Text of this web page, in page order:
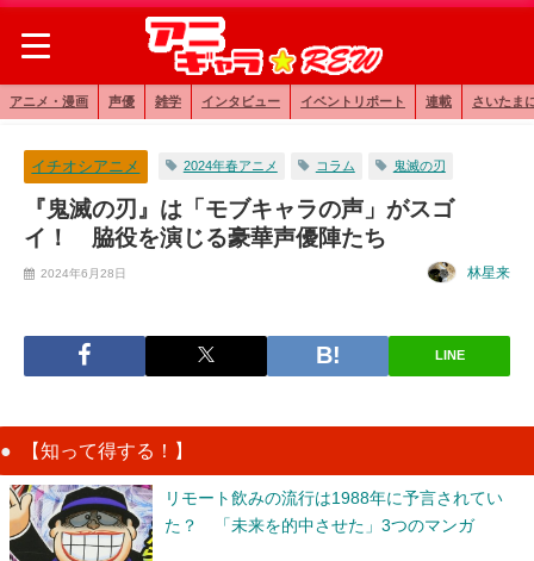
アニメ・漫画 声優 雑学 インタビュー イベントリポート 連載 さいたま
イチオシアニメ 2024年春アニメ コラム 鬼滅の刃
『鬼滅の刃』は「モブキャラの声」がスゴ
イ！ 脇役を演じる豪華声優陣たち
2024年6月28日 林星来
LINE
【知って得する！】
リモート飲みの流行は1988年に予言されてい
た？ 「未来を的中させた」3つのマンガ